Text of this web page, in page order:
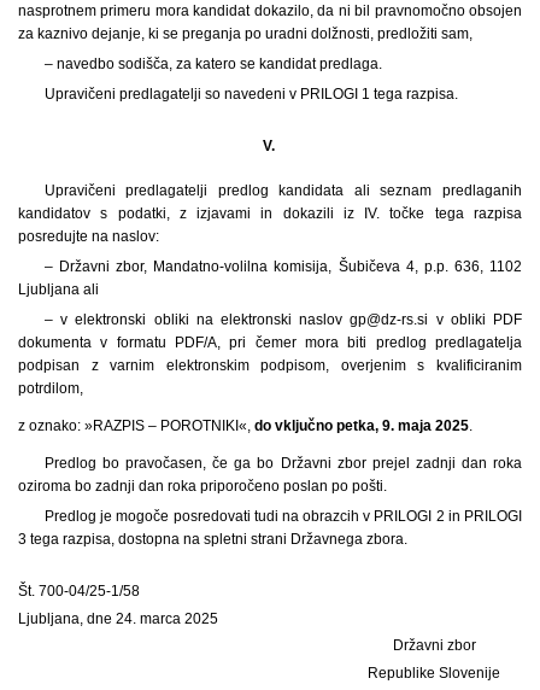
nasprotnem primeru mora kandidat dokazilo, da ni bil pravnomočno obsojen
za kaznivo dejanje, ki se preganja po uradni dolžnosti, predložiti sam,
– navedbo sodišča, za katero se kandidat predlaga.
Upravičeni predlagatelji so navedeni v PRILOGI 1 tega razpisa.
V.
Upravičeni predlagatelji predlog kandidata ali seznam predlaganih
kandidatov s podatki, z izjavami in dokazili iz IV. točke tega razpisa
posredujte na naslov:
– Državni zbor, Mandatno-volilna komisija, Šubičeva 4, p.p. 636, 1102
Ljubljana ali
– v elektronski obliki na elektronski naslov gp@dz-rs.si v obliki PDF
dokumenta v formatu PDF/A, pri čemer mora biti predlog predlagatelja
podpisan z varnim elektronskim podpisom, overjenim s kvalificiranim
potrdilom,
z oznako: »RAZPIS – POROTNIKI«, do vključno petka, 9. maja 2025.
Predlog bo pravočasen, če ga bo Državni zbor prejel zadnji dan roka
oziroma bo zadnji dan roka priporočeno poslan po pošti.
Predlog je mogoče posredovati tudi na obrazcih v PRILOGI 2 in PRILOGI
3 tega razpisa, dostopna na spletni strani Državnega zbora.
Št. 700-04/25-1/58
Ljubljana, dne 24. marca 2025
Državni zbor
Republike Slovenije